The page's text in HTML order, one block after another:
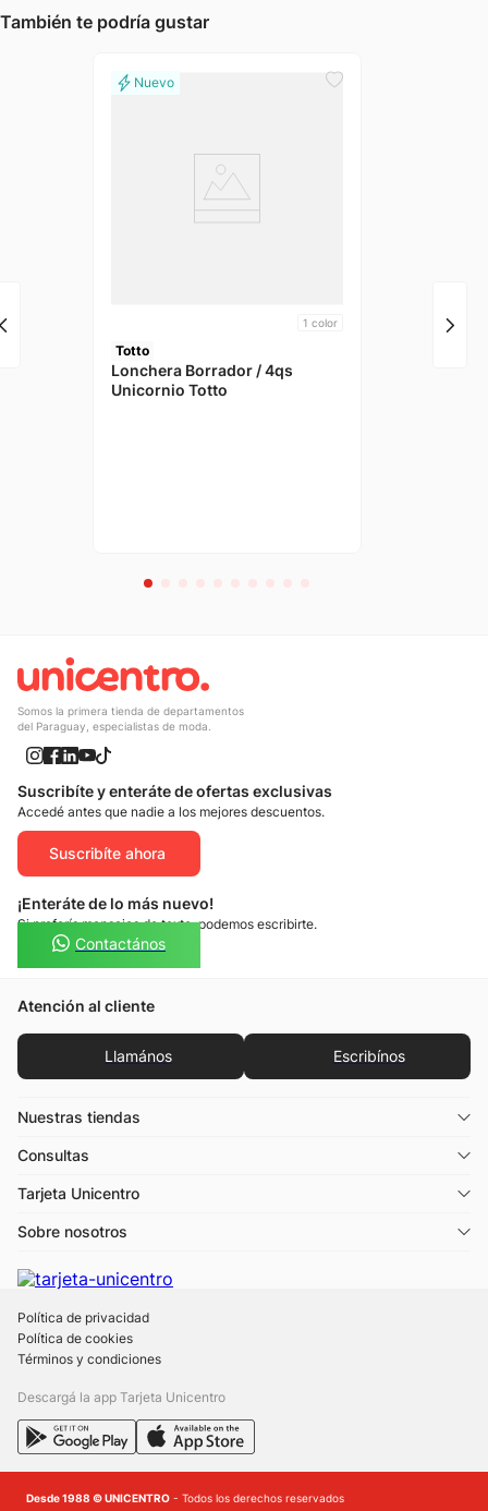
También te podría gustar
1 color
Totto
Lonchera Borrador / 4qs
Unicornio Totto
Somos la primera tienda de departamentos
del Paraguay, especialistas de moda.
Suscribíte y enteráte de ofertas exclusivas
Accedé antes que nadie a los mejores descuentos.
Suscribíte ahora
¡Enteráte de lo más nuevo!
Si preferís mensajes de texto, podemos escribirte.
Contactános
Atención al cliente
Llamános Escribínos
Nuestras tiendas
Consultas
Tarjeta Unicentro
Sobre nosotros
Política de privacidad
Política de cookies
Términos y condiciones
Descargá la app Tarjeta Unicentro
Desde 1988 © UNICENTRO - Todos los derechos reservados